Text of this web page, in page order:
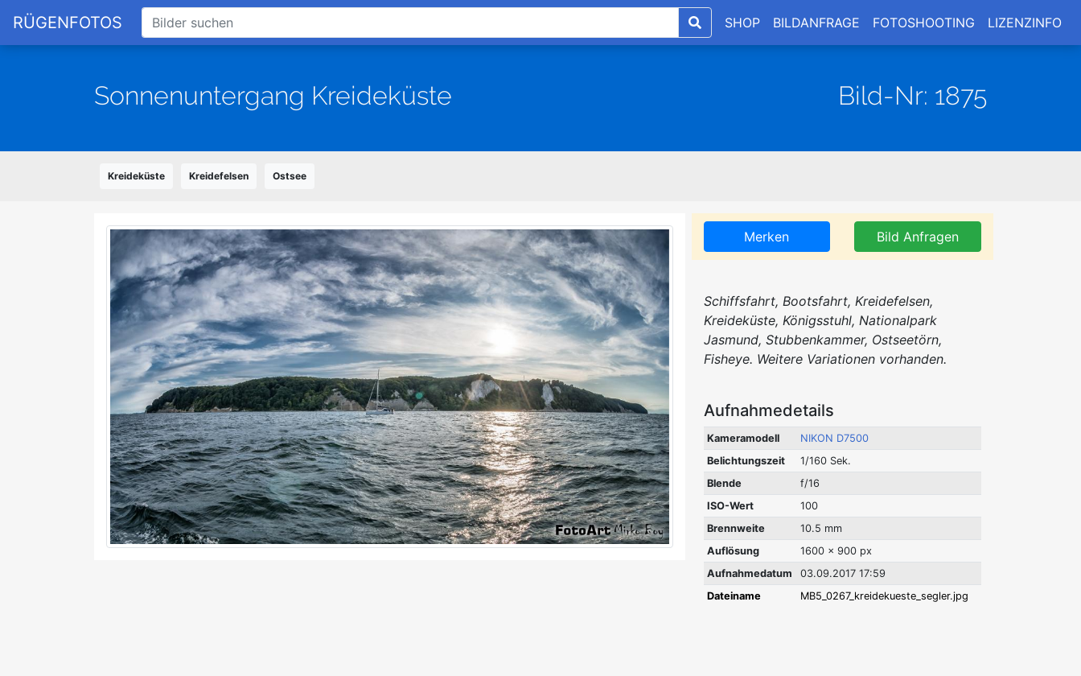
RÜGENFOTOS SHOP BILDANFRAGE FOTOSHOOTING LIZENZINFO
Sonnenuntergang Kreideküste Bild-Nr: 1875
Kreideküste Kreidefelsen Ostsee
Merken Bild Anfragen
Schiffsfahrt, Bootsfahrt, Kreidefelsen,
Kreideküste, Königsstuhl, Nationalpark
Jasmund, Stubbenkammer, Ostseetörn,
Fisheye. Weitere Variationen vorhanden.
Aufnahmedetails
Kameramodell
NIKON D7500
Belichtungszeit
1/160 Sek.
Blende
f/16
ISO-Wert
100
Brennweite
10.5 mm
Auflösung
1600 x 900 px
Aufnahmedatum
03.09.2017 17:59
Dateiname
MB5_0267_kreidekueste_segler.jpg